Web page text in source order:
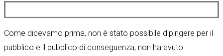
Come dicevamo prima, non è stato possibile dipingere per il
pubblico e il pubblico di conseguenza, non ha avuto